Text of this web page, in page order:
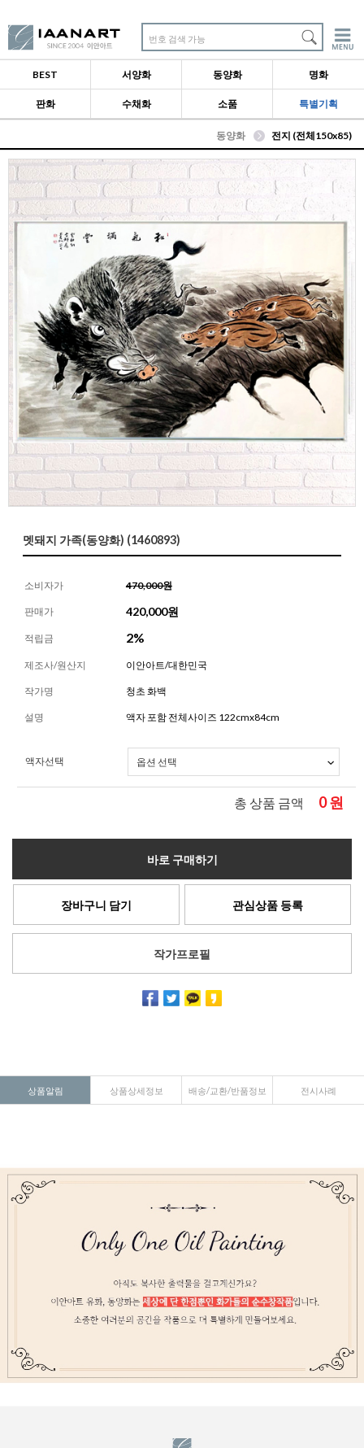
번호 검색 가능
BEST 서양화 동양화 명화
판화 수채화 소품 특별기획
동양화 전지 (전체150x85)
멧돼지 가족(동양화) (1460893)
소비자가 470,000원
판매가 420,000원
적립금 2%
제조사/원산지 이안아트/대한민국
작가명 청초 화백
설명 액자 포함 전체사이즈 122cmx84cm
액자선택
총 상품 금액 0원
바로 구매하기
장바구니 담기 관심상품 등록
작가프로필
상품알림 상품상세정보 배송/교환/반품정보 전시사례